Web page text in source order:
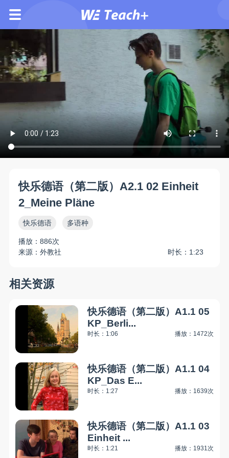
快乐德语（第二版）A2.1 02 Einheit
2_Meine Pläne
快乐德语 多语种
播放：886次
来源：外教社
时长：1:23
相关资源
快乐德语（第二版）A1.1 05
KP_Berli...
时长：1:06 播放：1472次
快乐德语（第二版）A1.1 04
KP_Das E...
时长：1:27 播放：1639次
快乐德语（第二版）A1.1 03
Einheit ...
时长：1:21 播放：1931次